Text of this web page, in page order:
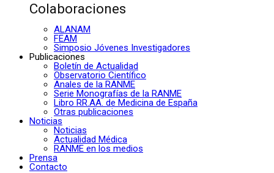
Colaboraciones
ALANAM
FEAM
Simposio Jóvenes Investigadores
Publicaciones
Boletín de Actualidad
Observatorio Científico
Anales de la RANME
Serie Monografías de la RANME
Libro RR.AA. de Medicina de España
Otras publicaciones
Noticias
Noticias
Actualidad Médica
RANME en los medios
Prensa
Contacto